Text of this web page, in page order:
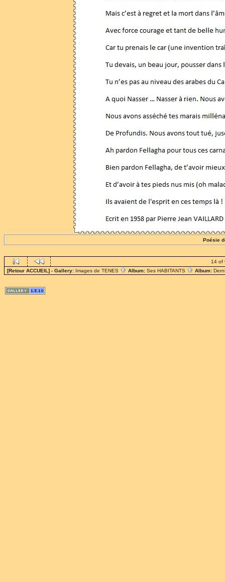
Poésie
14 of
[Retour ACCUEIL] - Gallery: Images de TENES Album: Ses HABITANTS Album: